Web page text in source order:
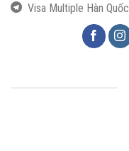
Visa Multiple Hàn